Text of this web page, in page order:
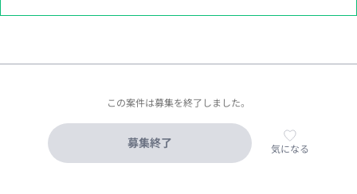
この案件は募集を終了しました。
募集終了 気になる